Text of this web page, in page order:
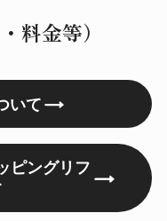
料金等）
いて
ピングリフ